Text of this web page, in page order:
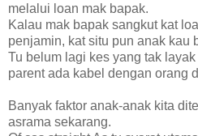
melalui loan mak bapak.
Kalau mak bapak sangkut kat
penjamin, kat situ pun anak kau
Tu belum lagi kes yang tak
parent ada kabel dengan orang
Banyak faktor anak-anak kita
asrama sekarang.